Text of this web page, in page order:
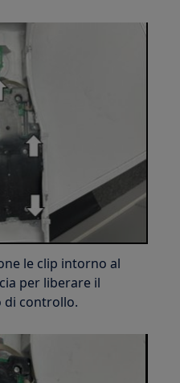
le clip intorno al
per liberare il
di controllo.